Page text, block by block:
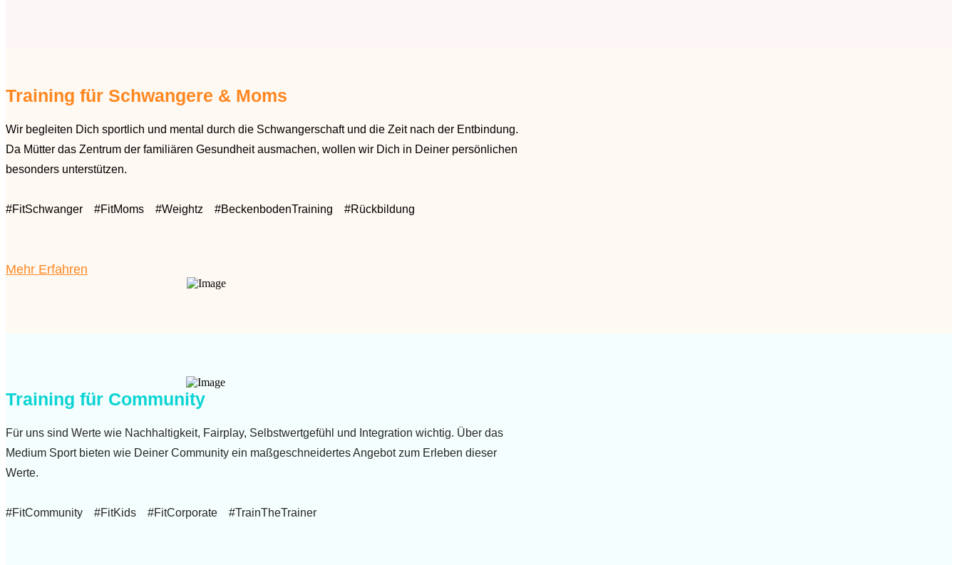
Training für Schwangere & Moms
Wir begleiten Dich sportlich und mental durch die Schwangerschaft und die Zeit nach der Entbindung.
Da Mütter das Zentrum der familiären Gesundheit ausmachen, wollen wir Dich in Deiner persönlichen
besonders unterstützen.
#FitSchwanger #FitMoms #Weightz #BeckenbodenTraining #Rückbildung
Mehr Erfahren
Training für Community
Für uns sind Werte wie Nachhaltigkeit, Fairplay, Selbstwertgefühl und Integration wichtig. Über das
Medium Sport bieten wie Deiner Community ein maßgeschneidertes Angebot zum Erleben dieser
Werte.
#FitCommunity #FitKids #FitCorporate #TrainTheTrainer